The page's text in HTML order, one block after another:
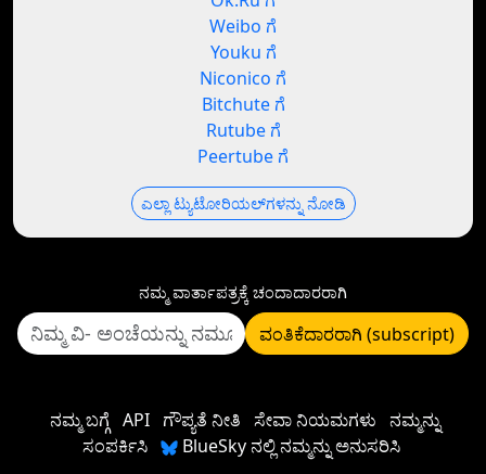
Weibo ಗೆ
Youku ಗೆ
Niconico ಗೆ
Bitchute ಗೆ
Rutube ಗೆ
Peertube ಗೆ
ಎಲ್ಲಾ ಟ್ಯುಟೋರಿಯಲ್‌ಗಳನ್ನು ನೋಡಿ
ನಮ್ಮ ವಾರ್ತಾಪತ್ರಕ್ಕೆ ಚಂದಾದಾರರಾಗಿ
ವಂತಿಕೆದಾರರಾಗಿ (subscript)
ನಮ್ಮ ಬಗ್ಗೆ API ಗೌಪ್ಯತೆ ನೀತಿ ಸೇವಾ ನಿಯಮಗಳು ನಮ್ಮನ್ನು
ಸಂಪರ್ಕಿಸಿ
BlueSky ನಲ್ಲಿ ನಮ್ಮನ್ನು ಅನುಸರಿಸಿ